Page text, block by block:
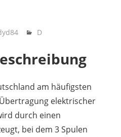
D
am häufigsten
elektrischer
durch einen
bei dem 3 Spulen